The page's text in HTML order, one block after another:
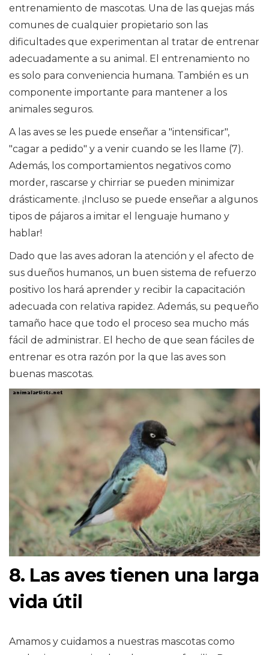
entrenamiento de mascotas. Una de las quejas más
comunes de cualquier propietario son las
dificultades que experimentan al tratar de entrenar
adecuadamente a su animal. El entrenamiento no
es solo para conveniencia humana. También es un
componente importante para mantener a los
animales seguros.
A las aves se les puede enseñar a "intensificar",
"cagar a pedido" y a venir cuando se les llame (7).
Además, los comportamientos negativos como
morder, rascarse y chirriar se pueden minimizar
drásticamente. ¡Incluso se puede enseñar a algunos
tipos de pájaros a imitar el lenguaje humano y
hablar!
Dado que las aves adoran la atención y el afecto de
sus dueños humanos, un buen sistema de refuerzo
positivo los hará aprender y recibir la capacitación
adecuada con relativa rapidez. Además, su pequeño
tamaño hace que todo el proceso sea mucho más
fácil de administrar. El hecho de que sean fáciles de
entrenar es otra razón por la que las aves son
buenas mascotas.
8. Las aves tienen una larga
vida útil
Amamos y cuidamos a nuestras mascotas como